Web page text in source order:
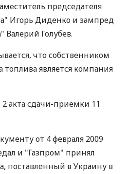
председателя
Игорь Диденко и зампред
Валерий Голубев.
что собственником
топлива является компания
акта сдачи-приемки 11
от 4 февраля 2009
и "Газпром" принял
поставленный в Украину в